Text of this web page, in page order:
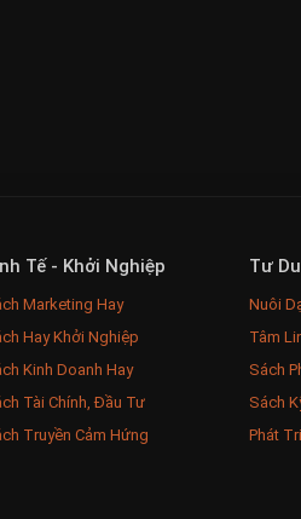
Tế - Khởi Nghiệp
Marketing Hay
Hay Khởi Nghiệp
Kinh Doanh Hay
Tài Chính, Đầu Tư
Truyền Cảm Hứng
Tư
Nuôi
Tâm
Sách
Sách
Phát